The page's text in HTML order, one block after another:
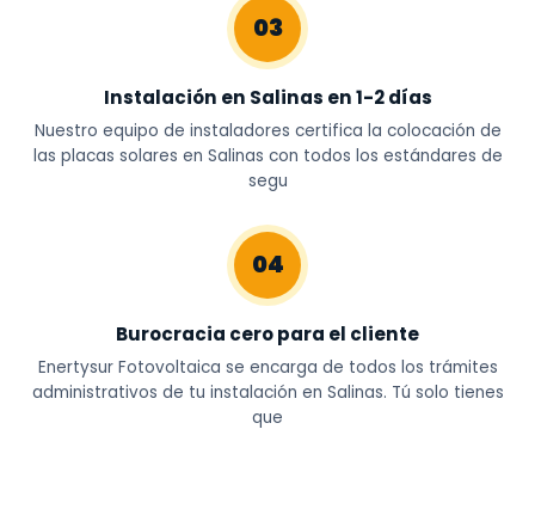
03
Instalación en Salinas en 1-2 días
Nuestro equipo de instaladores certifica la colocación de
las placas solares en Salinas con todos los estándares de
segu
04
Burocracia cero para el cliente
Enertysur Fotovoltaica se encarga de todos los trámites
administrativos de tu instalación en Salinas. Tú solo tienes
que